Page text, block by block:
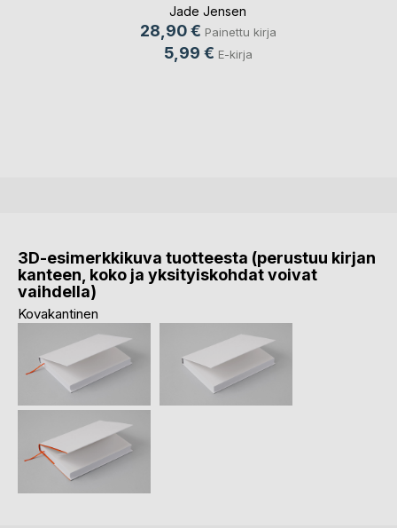
Jade Jensen
28,90 € Painettu kirja
5,99 € E-kirja
3D-esimerkkikuva tuotteesta (perustuu kirjan
kanteen, koko ja yksityiskohdat voivat
vaihdella)
Kovakantinen